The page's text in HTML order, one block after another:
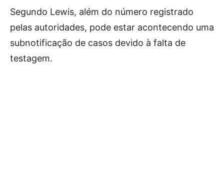
Segundo Lewis, além do número registrado
pelas autoridades, pode estar acontecendo uma
subnotificação de casos devido à falta de
testagem.